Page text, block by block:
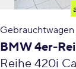
BMW 4er-
Reihe 420i